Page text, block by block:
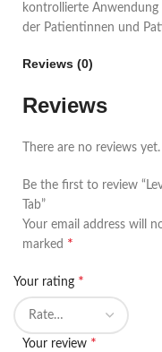
kontrollierte
der Patientinnen und
Reviews (0)
Reviews
There are no reviews yet.
Be the first to review
Tab”
Your email address will
marked *
Your rating *
Your review *